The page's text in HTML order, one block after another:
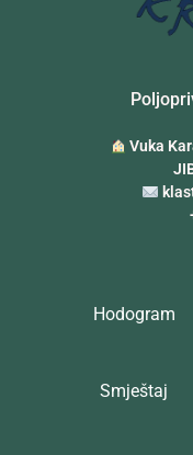
Vuka
Hodogram
Smještaj